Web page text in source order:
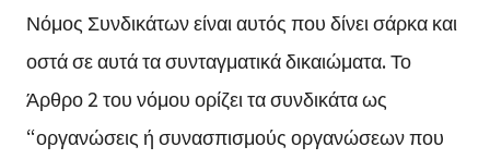
Νόμος Συνδικάτων είναι αυτός που δίνει σάρκα και
οστά σε αυτά τα συνταγματικά δικαιώματα. Το
Άρθρο 2 του νόμου ορίζει τα συνδικάτα ως
“οργανώσεις ή συνασπισμούς οργανώσεων που